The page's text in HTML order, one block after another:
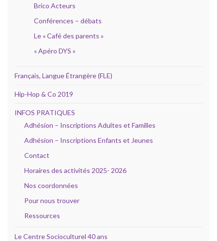
Brico Acteurs
Conférences – débats
Le « Café des parents »
« Apéro DYS »
Français, Langue Étrangère (FLE)
Hip-Hop & Co 2019
INFOS PRATIQUES
Adhésion – Inscriptions Adultes et Familles
Adhésion – Inscriptions Enfants et Jeunes
Contact
Horaires des activités 2025- 2026
Nos coordonnées
Pour nous trouver
Ressources
Le Centre Socioculturel 40 ans